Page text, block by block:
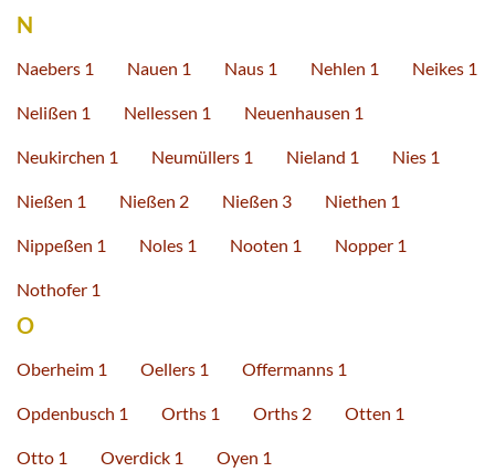
N
Naebers 1 Nauen 1 Naus 1 Nehlen 1 Neikes 1
Nelißen 1 Nellessen 1 Neuenhausen 1
Neukirchen 1 Neumüllers 1 Nieland 1 Nies 1
Nießen 1 Nießen 2 Nießen 3 Niethen 1
Nippeßen 1 Noles 1 Nooten 1 Nopper 1
Nothofer 1
O
Oberheim 1 Oellers 1 Offermanns 1
Opdenbusch 1 Orths 1 Orths 2 Otten 1
Otto 1 Overdick 1 Oyen 1